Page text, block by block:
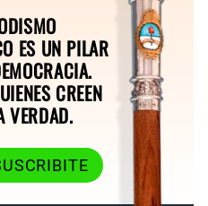
ES UN PILAR
CREEN
VERDAD.